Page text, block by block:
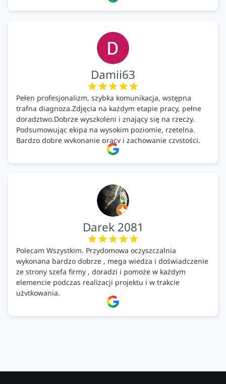
Damii63
Pełen profesjonalizm, szybka komunikacja, wstępna
trafna diagnoza.Zdjęcia na każdym etapie pracy, pełne
doradztwo.Dobrze wyszkoleni i znający się na rzeczy.
Podsumowując ekipa na wysokim poziomie, rzetelna.
Bardzo dobre wykonanie pracy i zachowanie czystości.
Darek 2081
Polecam Wszystkim. Przydomowa oczyszczalnia
wykonana bardzo dobrze , mega wiedza i doświadczenie
ze strony szefa firmy , doradzi i pomoże w każdym
elemencie podczas realizacji projektu i w trakcie
użytkowania.
Firma godna zaufania. Tak trzymać!